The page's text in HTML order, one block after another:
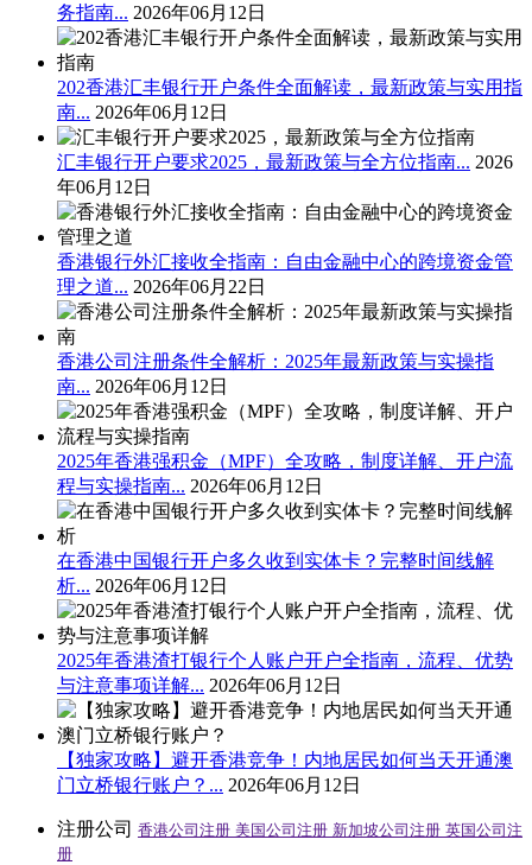
务指南... 2026年06月12日
202香港汇丰银行开户条件全面解读，最新政策与实用指
南... 2026年06月12日
汇丰银行开户要求2025，最新政策与全方位指南... 2026
年06月12日
香港银行外汇接收全指南：自由金融中心的跨境资金管
理之道... 2026年06月22日
香港公司注册条件全解析：2025年最新政策与实操指
南... 2026年06月12日
2025年香港强积金（MPF）全攻略，制度详解、开户流
程与实操指南... 2026年06月12日
在香港中国银行开户多久收到实体卡？完整时间线解
析... 2026年06月12日
2025年香港渣打银行个人账户开户全指南，流程、优势
与注意事项详解... 2026年06月12日
【独家攻略】避开香港竞争！内地居民如何当天开通澳
门立桥银行账户？... 2026年06月12日
注册公司 香港公司注册 美国公司注册 新加坡公司注册 英国公司注
册